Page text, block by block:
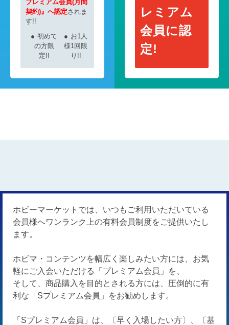
プレミアム会員(月間
契約)』へ認定されま
す!!
初めて
の方限
定!!
お1人
様1回限
り!!
レミアム
会員に認
定!
ホビーマーケットでは、いつもご利用いただいている
会員様へワンランク上の有料会員制度をご提供いたし
ます。
ホビマ・コンテンツを幅広く楽しみたい方には、お気
軽にご入会いただける「プレミアム会員」を、
そして、商品購入を目的とされる方には、圧倒的に有
利な「Sプレミアム会員」をお勧めします。
「Sプレミアム会員」は、〔早く入場したい方〕、〔基